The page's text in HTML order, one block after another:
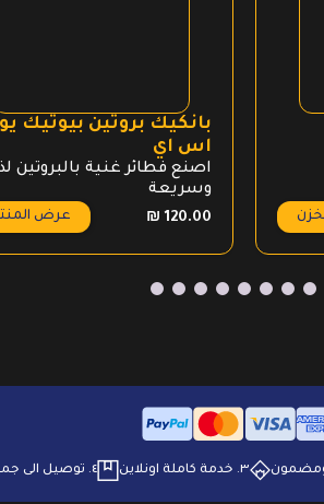
بانكيك بروتين بيوتيك يو
اس اي
اصنع فطائر غنية بالبروتين
وسريعة
₪ 120.00 عرض
٣. ⁠خدمة كاملة اونلاين ٤. ⁠توصيل الى جميع انحاء البلاد